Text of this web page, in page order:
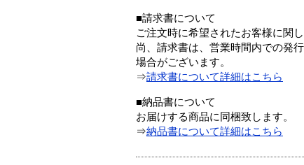
■請求書について
ご注文時に希望されたお客様に関
尚、請求書は、営業時間内での発
場合がございます。
⇒請求書について詳細はこちら
■納品書について
お届けする商品に同梱致します。
⇒納品書について詳細はこちら